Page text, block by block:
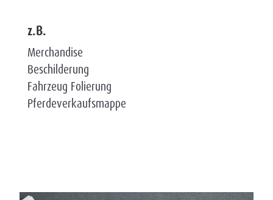
z.B.
Merchandise
Beschilderung
Fahrzeug Folierung
Pferdeverkaufsmappe